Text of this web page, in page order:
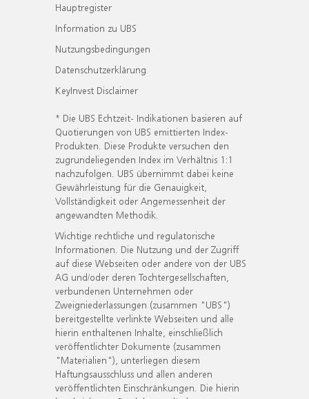
Hauptregister
Information zu UBS
Nutzungsbedingungen
Datenschutzerklärung
KeyInvest Disclaimer
* Die UBS Echtzeit- Indikationen basieren auf
Quotierungen von UBS emittierten Index-
Produkten. Diese Produkte versuchen den
zugrundeliegenden Index im Verhältnis 1:1
nachzufolgen. UBS übernimmt dabei keine
Gewährleistung für die Genauigkeit,
Vollständigkeit oder Angemessenheit der
angewandten Methodik.
Wichtige rechtliche und regulatorische
Informationen. Die Nutzung und der Zugriff
auf diese Webseiten oder andere von der UBS
AG und/oder deren Tochtergesellschaften,
verbundenen Unternehmen oder
Zweigniederlassungen (zusammen "UBS")
bereitgestellte verlinkte Webseiten und alle
hierin enthaltenen Inhalte, einschließlich
veröffentlichter Dokumente (zusammen
"Materialien"), unterliegen diesem
Haftungsausschluss und allen anderen
veröffentlichten Einschränkungen. Die hierin